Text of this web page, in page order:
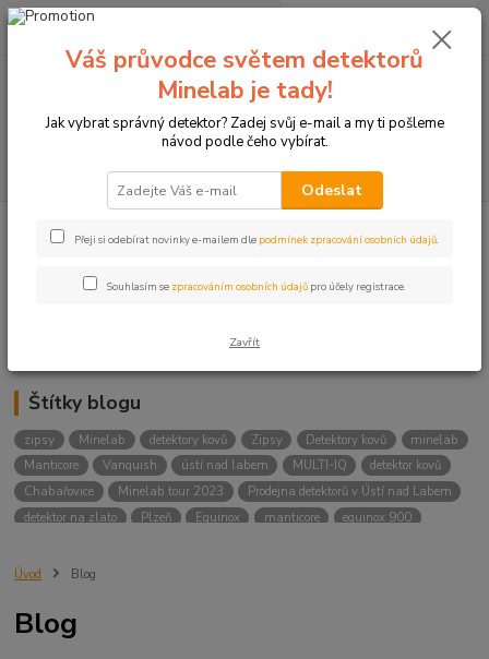
+420774877333
0 Kč
Kategorie blogu
Detektory
Štítky blogu
zipsy Minelab detektory kovů Zipsy Detektory kovů
minelab
Manticore
Vanquish ústí nad labem MULTI-IQ
detektor kovů
Chabařovice
Minelab tour 2023
Prodejna detektorů v Ústí nad Labem
detektor na zlato
Plzeň Equinox manticore
equinox 900
Sraz detektorářů
ÚSTÍ NAD LABEM
Úvod Blog
Blog
Váš průvodce světem detektorů
Minelab je tady!
Jak vybrat správný detektor? Zadej svůj e-mail a my ti pošleme
návod podle čeho vybírat.
Odeslat
Přeji si odebírat novinky e-mailem dle podmínek zpracování osobních údajů.
Souhlasím se zpracováním osobních údajů pro účely registrace.
Zavřít